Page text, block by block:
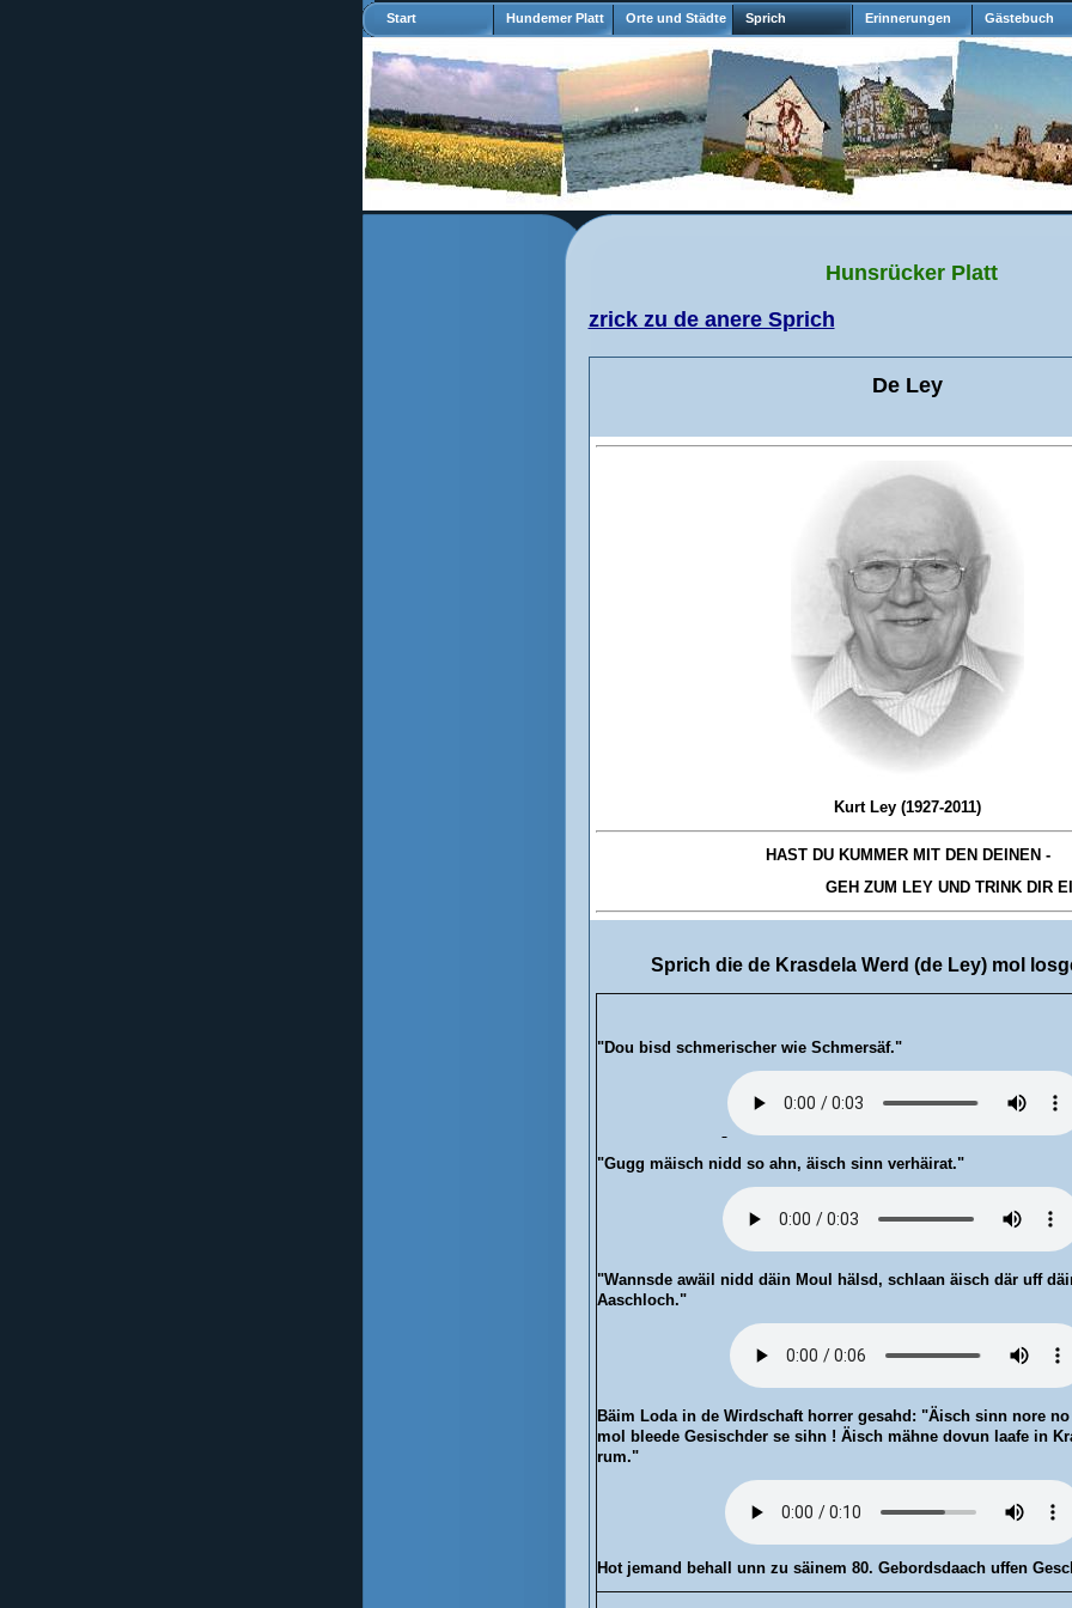
Start Hundemer Platt Orte und Städte Sprich Erinnerungen Gästebuch
Hunsrücker Platt
zrick zu de anere Sprich
De Ley
Kurt Ley (1927-2011)
HAST DU KUMMER MIT DEN DEINEN -
GEH ZUM LEY UND TRINK DIR
Sprich die de Krasdela Werd (de Ley) mol
"Dou bisd schmerischer wie Schmersäf."
"Gugg mäischnidd so ahn, äisch sinn verhäirat."
"Wannsde awäil nidd däin Moul hälsd, schlaan äisch där uff
Aaschloch."
Bäim Lodain de Wirdschaft horrer gesahd: "Äisch sinn nore
mol bleede Gesischder se sihn ! Äisch mähne dovun laafe in
rum."
Hot jemand behall unn zu säinem 80. Gebordsdaach uffen